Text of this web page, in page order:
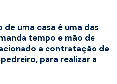
de uma casa é uma das
tempo e mão de
a contratação de
para realizar a